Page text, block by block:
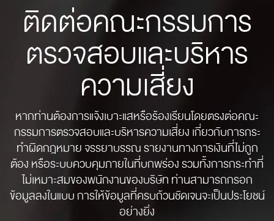
ติดต่อคณะกรรมการ
ตรวจสอบและบริหาร
ความเสี่ยง
หากท่านต้องการแจ้งเบาะแสหรือร้องเรียนโดยตรงต่อคณะ
กรรมการตรวจสอบและบริหารความเสี่ยง เกี่ยวกับการกระ
ทำผิดกฎหมาย จรรยาบรรณ รายงานทางการเงินที่ไม่ถูก
ต้อง หรือระบบควบคุมภายในที่บกพร่อง รวมทั้งการกระทำที่
ไม่เหมาะสมของพนักงานของบริษัท ท่านสามารถกรอก
ข้อมูลลงในแบบ การให้ข้อมูลที่ครบถ้วนชัดเจนจะเป็นประโยชน์
อย่างยิ่ง